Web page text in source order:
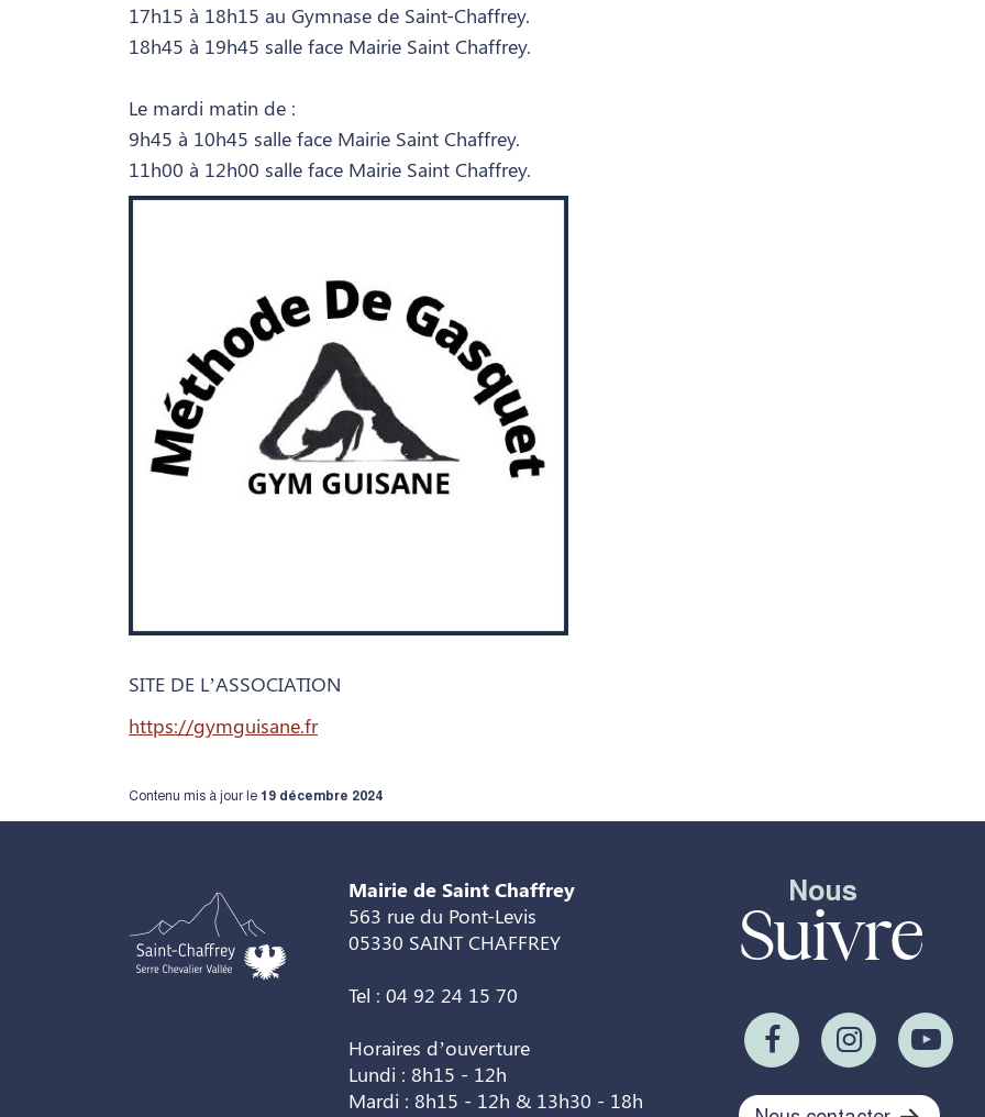
17h15 à 18h15 au Gymnase de Saint-Chaffrey.
18h45 à 19h45 salle face Mairie Saint Chaffrey.
Le mardi matin de :
9h45 à 10h45 salle face Mairie Saint Chaffrey.
11h00 à 12h00 salle face Mairie Saint Chaffrey.
SITE DE L’ASSOCIATION
https://gymguisane.fr
Contenu mis à jour le 19 décembre 2024
Mairie de Saint Chaffrey
563 rue du Pont-Levis
05330 SAINT CHAFFREY
Tel : 04 92 24 15 70
Horaires d’ouverture
Lundi : 8h15 - 12h
Mardi : 8h15 - 12h & 13h30 - 18h
Nous
Suivre